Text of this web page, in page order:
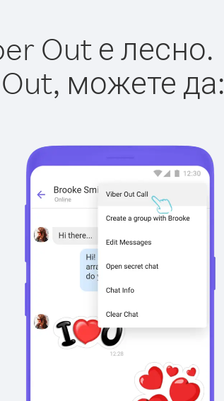
Out е лесно.
можете да: